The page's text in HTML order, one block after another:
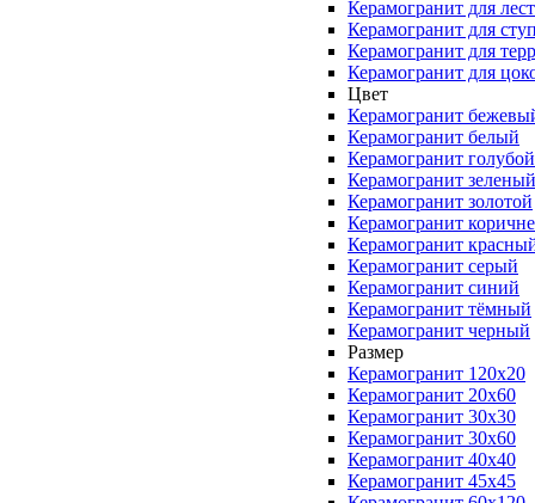
Керамогранит для
Керамогранит для
Керамогранит для
Керамогранит для
Цвет
Керамогранит
Керамогранит белый
Керамогранит голубой
Керамогранит зеленый
Керамогранит золотой
Керамогранит
Керамогранит
Керамогранит серый
Керамогранит синий
Керамогранит тёмный
Керамогранит черный
Размер
Керамогранит 120x20
Керамогранит 20x60
Керамогранит 30x30
Керамогранит 30x60
Керамогранит 40x40
Керамогранит 45x45